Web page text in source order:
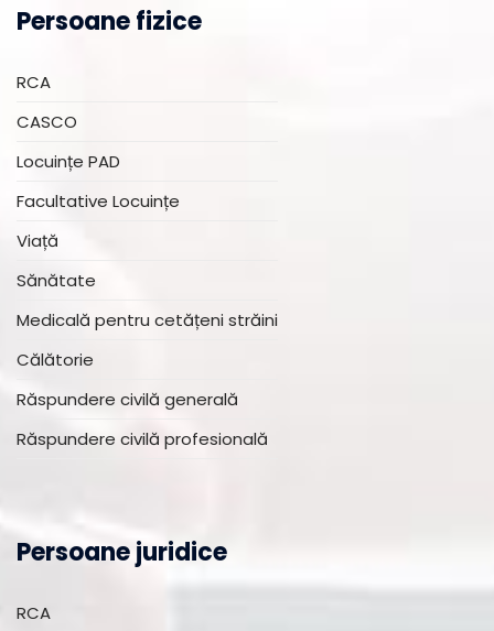
Persoane fizice
RCA
CASCO
Locuințe PAD
Facultative Locuințe
Viață
Sănătate
Medicală pentru cetățeni străini
Călătorie
Răspundere civilă generală
Răspundere civilă profesională
Persoane juridice
RCA